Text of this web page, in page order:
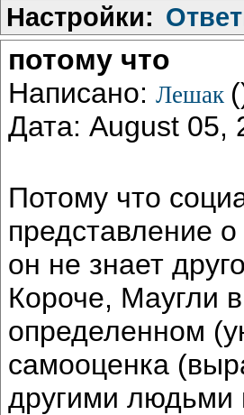
Настройки:
потому что
Написано: Лешак
Дата: August 05,
Потому что
представление
он не знает
Короче, Маугли
определенном
самооценка
другими людьми